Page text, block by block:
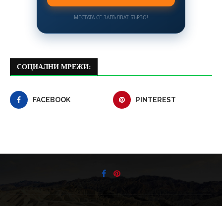
МЕСТАТА СЕ ЗАПЪЛВАТ БЪРЗО!
СОЦИАЛНИ МРЕЖИ:
FACEBOOK PINTEREST